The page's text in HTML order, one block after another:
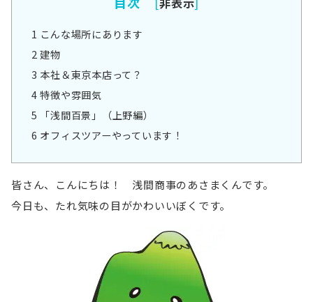
1 こんな場所にあります
2 建物
3 本社＆東京本店って？
4特徴や雰囲気
5 「浅間百景」（上野編）
6 オフィスツアーやっています！
皆さん、こんにちは！ 浅間商事のあさまくんです。
今日も、たれ気味の目がかわいいぼくです。